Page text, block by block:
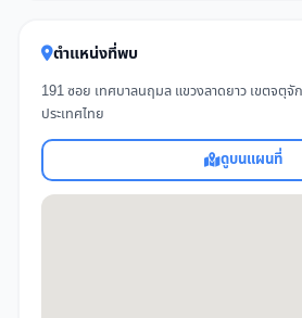
ตำแหน่งที่พบ
191 ซอย เทศบาลนฤมล แขวงลาดยาว เขตจตุ
ประเทศไทย
ดูบนแผนที่